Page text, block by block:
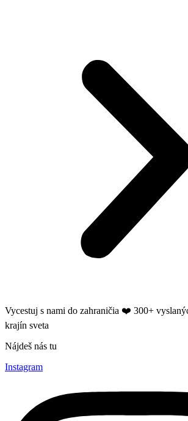
Vycestuj s nami do zahraničia ❤️​ 300+
krajín sveta
Nájdeš nás tu
Instagram